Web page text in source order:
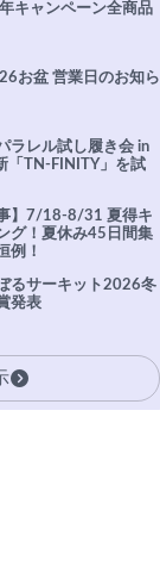
キャンペーン全商品
お盆 営業日のお知ら
ラレル試し履き会 in
「TN-FINITY」を試
】7/18-8/31 夏得キ
グ！夏休み45日間集
例！
るサーキット2026冬
発表